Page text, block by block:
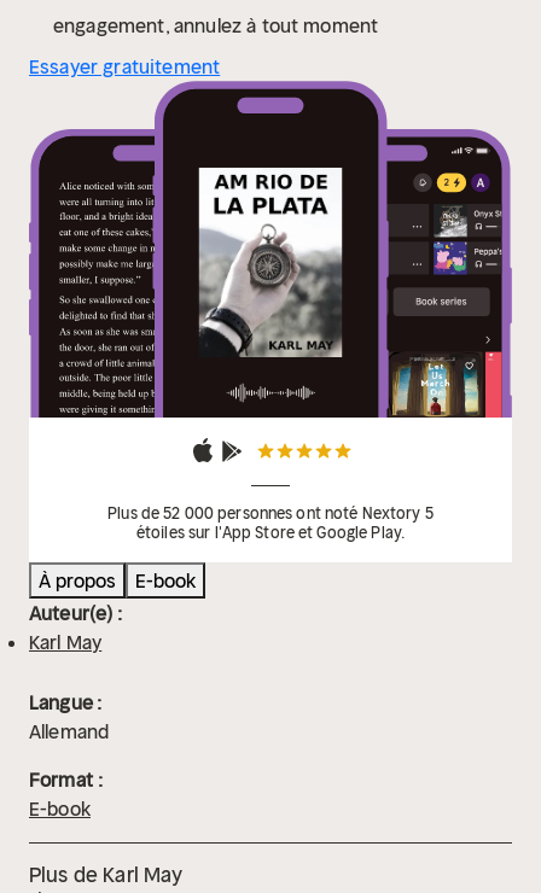
engagement, annulez à tout moment
Essayer gratuitement
Plus de 52 000 personnes ont noté Nextory 5
étoiles sur l'App Store et Google Play.
À propos
E-book
Auteur(e) :
Karl May
Langue :
Allemand
Format :
E-book
Plus de Karl May